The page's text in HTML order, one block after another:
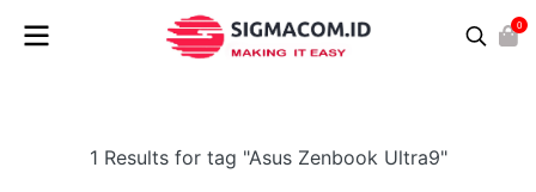
0
1 Results for tag "Asus Zenbook Ultra9"